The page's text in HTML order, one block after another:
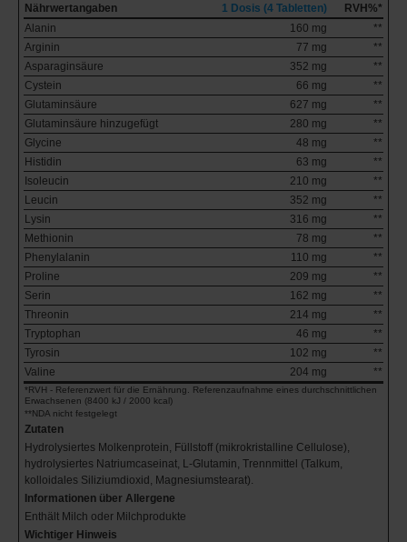
Nährwertangaben 1 Dosis (4 Tabletten)
RVH%*
Alanin
160 mg
**
Arginin
77 mg
**
Asparaginsäure
352 mg
**
Cystein
66 mg
**
Glutaminsäure
627 mg
**
Glutaminsäure hinzugefügt
280 mg
**
Glycine
48 mg
**
Histidin
63 mg
**
Isoleucin
210 mg
**
Leucin
352 mg
**
Lysin
316 mg
**
Methionin
78 mg
**
Phenylalanin
110 mg
**
Proline
209 mg
**
Serin
162 mg
**
Threonin
214 mg
**
Tryptophan
46 mg
**
Tyrosin
102 mg
**
Valine
204 mg **
*RVH - Referenzwert für die Ernährung. Referenzaufnahme eines durchschnittlichen
Erwachsenen (8400 kJ / 2000 kcal)
**NDA nicht festgelegt
Zutaten
Hydrolysiertes Molkenprotein, Füllstoff (mikrokristalline Cellulose),
hydrolysiertes Natriumcaseinat, L-Glutamin, Trennmittel (Talkum,
kolloidales Siliziumdioxid, Magnesiumstearat).
Informationen über Allergene
Enthält Milch oder Milchprodukte
Wichtiger Hinweis